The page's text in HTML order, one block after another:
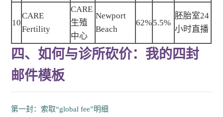
10
CARE
Fertility
CARE
生殖
中心
Newport
Beach
62%5.5%
胚胎室24
小时直播
四、如何与诊所砍价：我的四封
邮件模板
第一封：索取“global fee”明细